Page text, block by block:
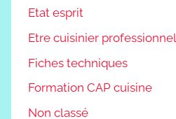
Etat esprit
Etre cuisinier professionnel
Fiches techniques
Formation CAP cuisine
Non classé